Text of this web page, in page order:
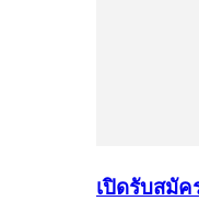
เปิดรับสมัค